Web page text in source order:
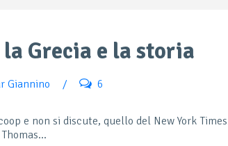
Grecia e la storia
Giannino / 6
e non si discute, quello del New York